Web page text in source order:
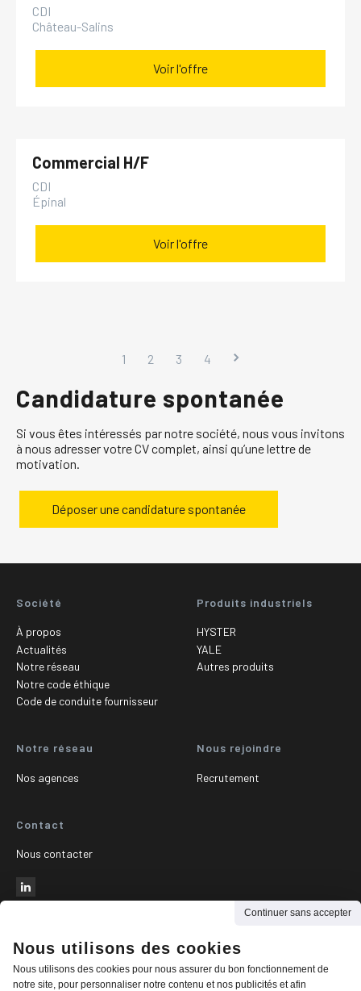
CDI
Château-Salins
Voir l'offre
Commercial H/F
CDI
Épinal
Voir l'offre
1 2 3 4
Candidature spontanée
Si vous êtes intéressés par notre société, nous vous invitons
à nous adresser votre CV complet, ainsi qu’une lettre de
motivation.
Déposer une candidature spontanée
Société
À propos
Actualités
Notre réseau
Notre code éthique
Code de conduite fournisseur
Produits industriels
HYSTER
YALE
Autres produits
Notre réseau
Nos agences
Nous rejoindre
Recrutement
Contact
Nous contacter
© 2026 - Colvemat
Mentions légales -
Continuer sans accepter
Nous utilisons des cookies
Nous utilisons des cookies pour nous assurer du bon fonctionnement de
notre site, pour personnaliser notre contenu et nos publicités et afin